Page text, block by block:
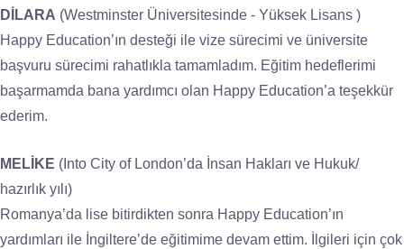
DİLARA (Westminster Üniversitesinde - Yüksek Lisans )
Happy Education’ın desteği ile vize sürecimi ve üniversite
başvuru sürecimi rahatlıkla tamamladım. Eğitim hedeflerimi
başarmamda bana yardımcı olan Happy Education’a teşekkür
ederim.
MELİKE (Into City of London’da İnsan Hakları ve Hukuk/
hazırlık yılı)
Romanya’da lise bitirdikten sonra Happy Education’ın
yardımları ile İngiltere’de eğitimime devam ettim. İlgileri için çok